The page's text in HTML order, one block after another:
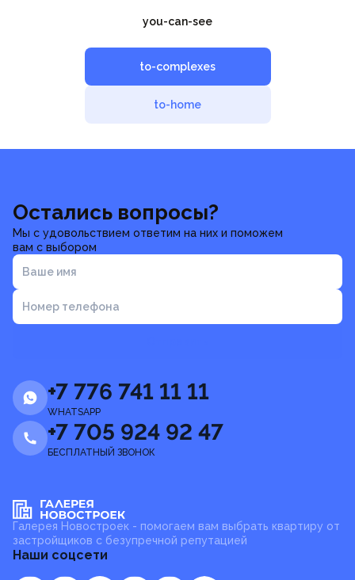
you-can-see
to-complexes
to-home
Остались вопросы?
Мы с удовольствием ответим на них и поможем
вам с выбором
Ваше имя
Номер телефона
+7 776 741 11 11
WHATSAPP
+7 705 924 92 47
БЕСПЛАТНЫЙ ЗВОНОК
Галерея Новостроек - помогаем вам выбрать квартиру от
застройщиков с безупречной репутацией
Наши соцсети